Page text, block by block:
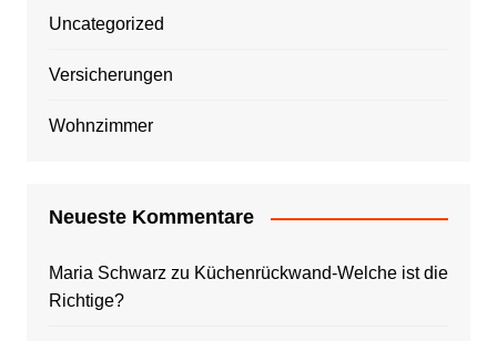
Uncategorized
Versicherungen
Wohnzimmer
Neueste Kommentare
Maria Schwarz zu Küchenrückwand-Welche ist die
Richtige?